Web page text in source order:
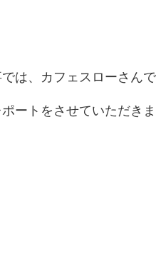
は、カフェスローさん
ートをさせていただき